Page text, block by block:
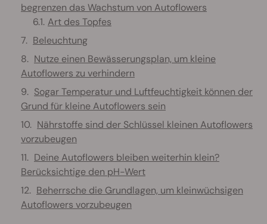
begrenzen das Wachstum von Autoflowers
Art des Topfes
Beleuchtung
Nutze einen Bewässerungsplan, um kleine
Autoflowers zu verhindern
Sogar Temperatur und Luftfeuchtigkeit können der
Grund für kleine Autoflowers sein
Nährstoffe sind der Schlüssel kleinen Autoflowers
vorzubeugen
Deine Autoflowers bleiben weiterhin klein?
Berücksichtige den pH-Wert
Beherrsche die Grundlagen, um kleinwüchsigen
Autoflowers vorzubeugen